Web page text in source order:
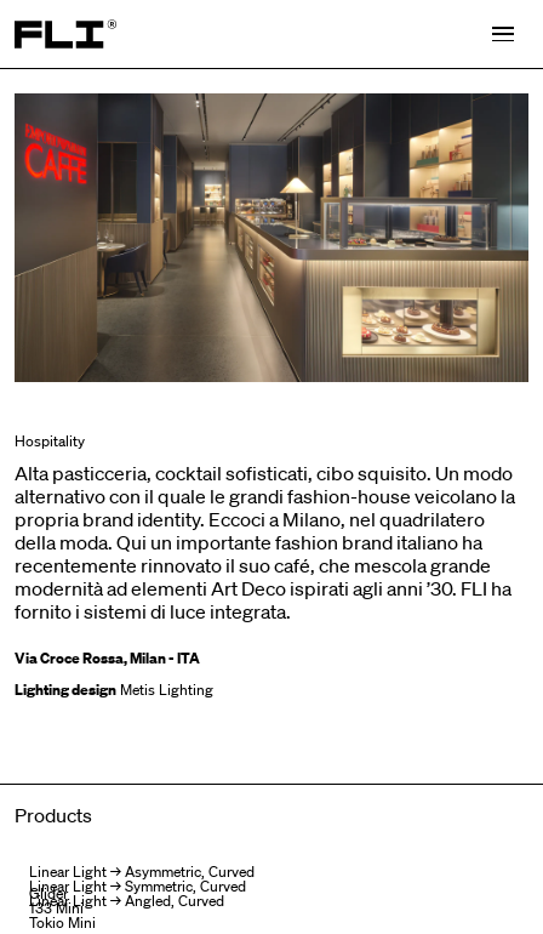
Search for:
Hospitality
Alta pasticceria, cocktail sofisticati, cibo squisito. Un modo
alternativo con il quale le grandi fashion-house veicolano la
propria brand identity. Eccoci a Milano, nel quadrilatero
della moda. Qui un importante fashion brand italiano ha
recentemente rinnovato il suo café, che mescola grande
modernità ad elementi Art Deco ispirati agli anni ’30. FLI ha
fornito i sistemi di luce integrata.
Via Croce Rossa, Milan - ITA
Lighting design Metis Lighting
Products
Linear Light → Asymmetric, Curved
Glider
Linear Light → Symmetric, Curved
133 Mini
Linear Light → Angled, Curved
Tokio Mini